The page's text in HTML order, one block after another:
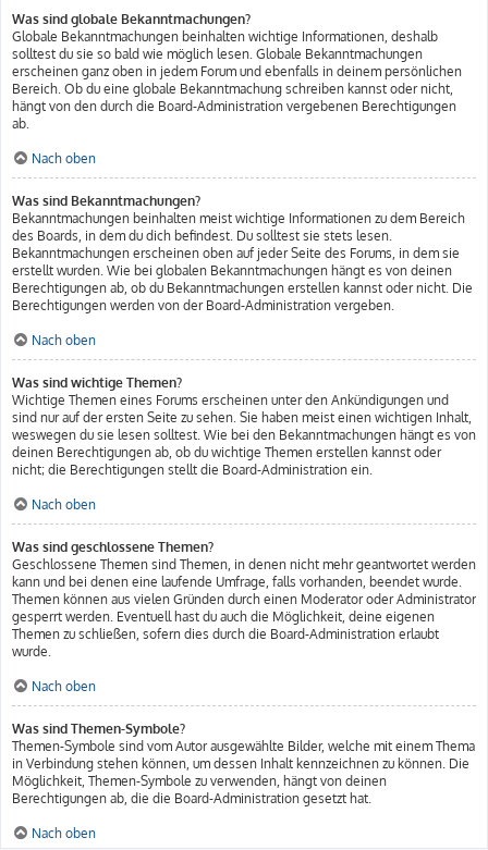
Was sind globale Bekanntmachungen?
Globale Bekanntmachungen beinhalten wichtige Informationen, deshalb
solltest du sie so bald wie möglich lesen. Globale Bekanntmachungen
erscheinen ganz oben in jedem Forum und ebenfalls in deinem persönlichen
Bereich. Ob du eine globale Bekanntmachung schreiben kannst oder nicht,
hängt von den durch die Board-Administration vergebenen Berechtigungen
ab.
Nach oben
Was sind Bekanntmachungen?
Bekanntmachungen beinhalten meist wichtige Informationen zu dem Bereich
des Boards, in dem du dich befindest. Du solltest sie stets lesen.
Bekanntmachungen erscheinen oben auf jeder Seite des Forums, in dem sie
erstellt wurden. Wie bei globalen Bekanntmachungen hängt es von deinen
Berechtigungen ab, ob du Bekanntmachungen erstellen kannst oder nicht. Die
Berechtigungen werden von der Board-Administration vergeben.
Nach oben
Was sind wichtige Themen?
Wichtige Themen eines Forums erscheinen unter den Ankündigungen und
sind nur auf der ersten Seite zu sehen. Sie haben meist einen wichtigen Inhalt,
weswegen du sie lesen solltest. Wie bei den Bekanntmachungen hängt es von
deinen Berechtigungen ab, ob du wichtige Themen erstellen kannst oder
nicht; die Berechtigungen stellt die Board-Administration ein.
Nach oben
Was sind geschlossene Themen?
Geschlossene Themen sind Themen, in denen nicht mehr geantwortet werden
kann und bei denen eine laufende Umfrage, falls vorhanden, beendet wurde.
Themen können aus vielen Gründen durch einen Moderator oder Administrator
gesperrt werden. Eventuell hast du auch die Möglichkeit, deine eigenen
Themen zu schließen, sofern dies durch die Board-Administration erlaubt
wurde.
Nach oben
Was sind Themen-Symbole?
Themen-Symbole sind vom Autor ausgewählte Bilder, welche mit einem Thema
in Verbindung stehen können, um dessen Inhalt kennzeichnen zu können. Die
Möglichkeit, Themen-Symbole zu verwenden, hängt von deinen
Berechtigungen ab, die die Board-Administration gesetzt hat.
Nach oben